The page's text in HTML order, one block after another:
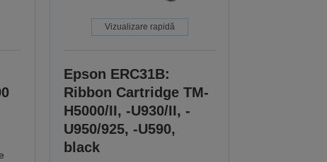
Vizualizare rapidă
Epson ERC31B:
Ribbon Cartridge TM-
H5000/II, -U930/II, -
U950/925, -U590,
black